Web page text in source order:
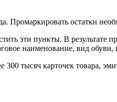
Промаркировать остатки
эти пункты. В результате
наименование, вид обуви,
тысяч карточек товара,